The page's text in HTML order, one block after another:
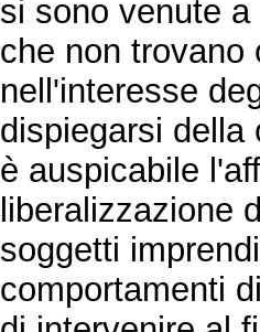
si sono venute
che non trovano
nell'interesse
dispiegarsi della
è auspicabile
liberalizzazione
soggetti
comportamenti